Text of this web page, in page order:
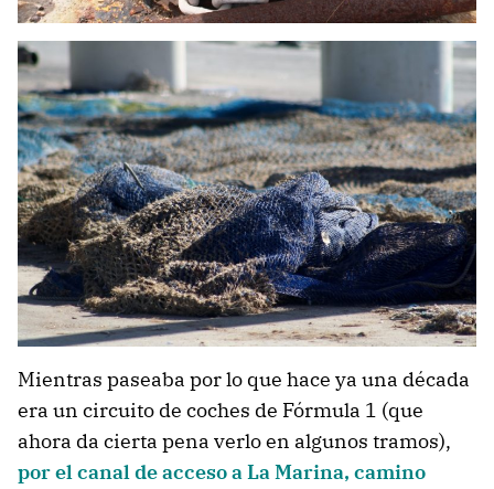
Mientras paseaba por lo que hace ya una década
era un circuito de coches de Fórmula 1 (que
ahora da cierta pena verlo en algunos tramos),
por el canal de acceso a La Marina, camino